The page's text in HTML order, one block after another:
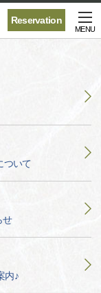
Reservation
MENU
ついて
せ
内♪